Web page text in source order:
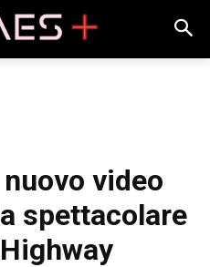
video
spettacolare